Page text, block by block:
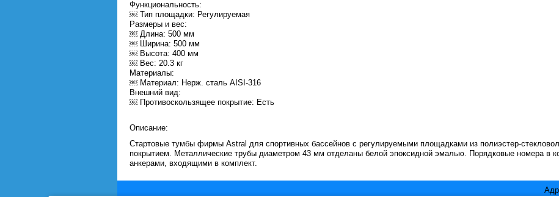
Функциональность:
￼ Тип площадки: Регулируемая
Размеры и вес:
￼ Длина: 500 мм
￼ Ширина: 500 мм
￼ Высота: 400 мм
￼ Вес: 20.3 кг
Материалы:
￼ Материал: Нерж. сталь AISI-316
Внешний вид:
￼ Противоскользящее покрытие: Есть
Описание:
Стартовые тумбы фирмы Astral для спортивных бассейнов с регулируемыми площадками из полиэстер-
покрытием. Металлические трубы диаметром 43 мм отделаны белой эпоксидной эмалью. Порядковые номера в
анкерами, входящими в комплект.